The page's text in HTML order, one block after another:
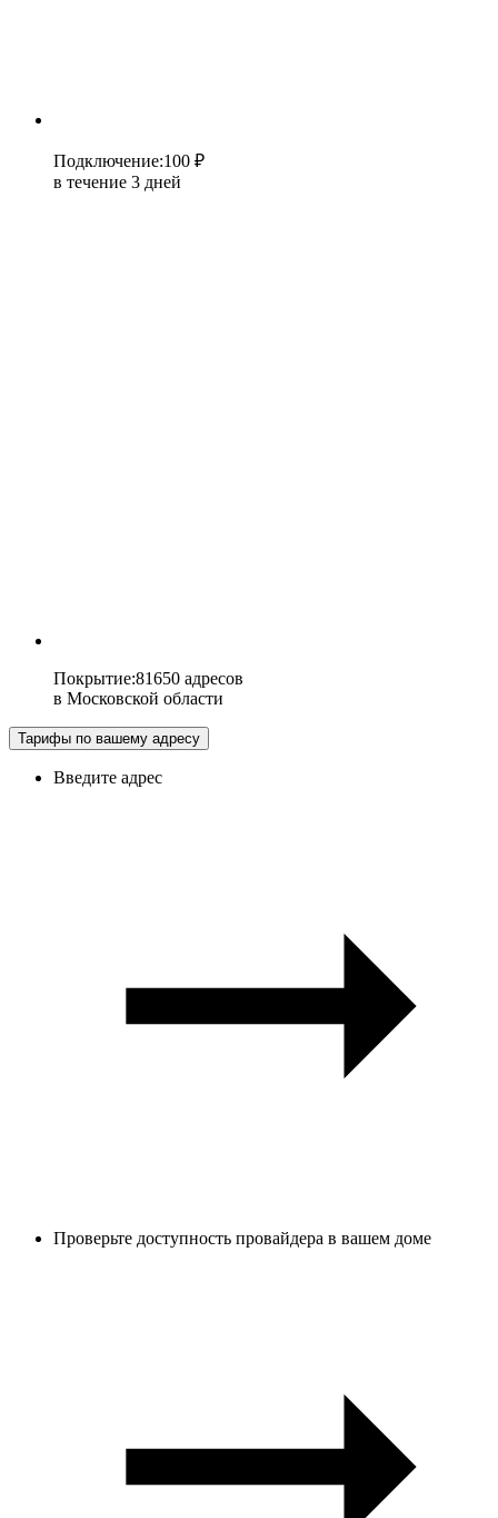
Подключение:100 ₽
в течение 3 дней
Покрытие:81650 адресов
в Московской области
Тарифы по вашему адресу
Введите адрес
Проверьте доступность провайдера в вашем доме